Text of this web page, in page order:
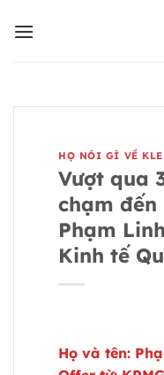
qua
HỌ NÓI GÌ VỀ KLE
Vượt qua
chạm đến
Phạm
Kinh tế
Họ và tên: